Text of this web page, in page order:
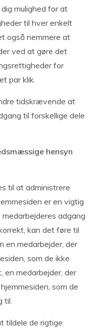
mulighed for at
til hver enkelt
også nemmere at
ved at gøre det
for
par klik.
tidskrævende at
til forskellige dele
hensyn
til at administrere
er en vigtig
adgang
kan det føre til
en medarbejder, der
som de ikke
en medarbejder, der
som de
til.
tildele de rigtige